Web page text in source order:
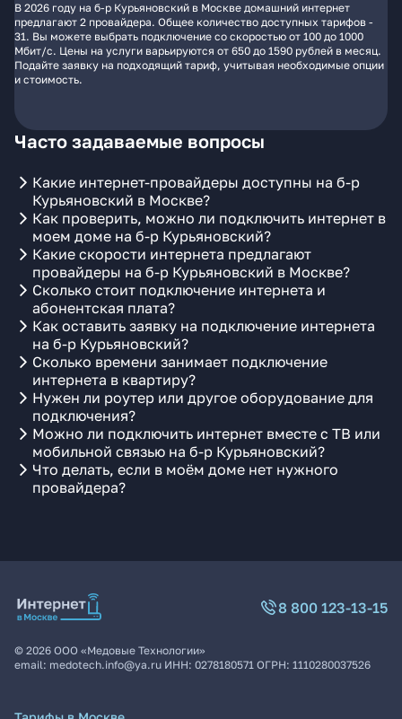
В 2026 году на б-р Курьяновский в Москве домашний интернет
предлагают 2 провайдера. Общее количество доступных тарифов -
31. Вы можете выбрать подключение со скоростью от 100 до 1000
Мбит/с. Цены на услуги варьируются от 650 до 1590 рублей в месяц.
Подайте заявку на подходящий тариф, учитывая необходимые опции
и стоимость.
Часто задаваемые вопросы
Какие интернет-провайдеры доступны на б-р
Курьяновский в Москве?
Как проверить, можно ли подключить интернет в
моем доме на б-р Курьяновский?
Какие скорости интернета предлагают
провайдеры на б-р Курьяновский в Москве?
Сколько стоит подключение интернета и
абонентская плата?
Как оставить заявку на подключение интернета
на б-р Курьяновский?
Сколько времени занимает подключение
интернета в квартиру?
Нужен ли роутер или другое оборудование для
подключения?
Можно ли подключить интернет вместе с ТВ или
мобильной связью на б-р Курьяновский?
Что делать, если в моём доме нет нужного
провайдера?
8 800 123-13-15
© 2026 ООО «Медовые Технологии»
email: medotech.info@ya.ru ИНН: 0278180571 ОГРН: 1110280037526